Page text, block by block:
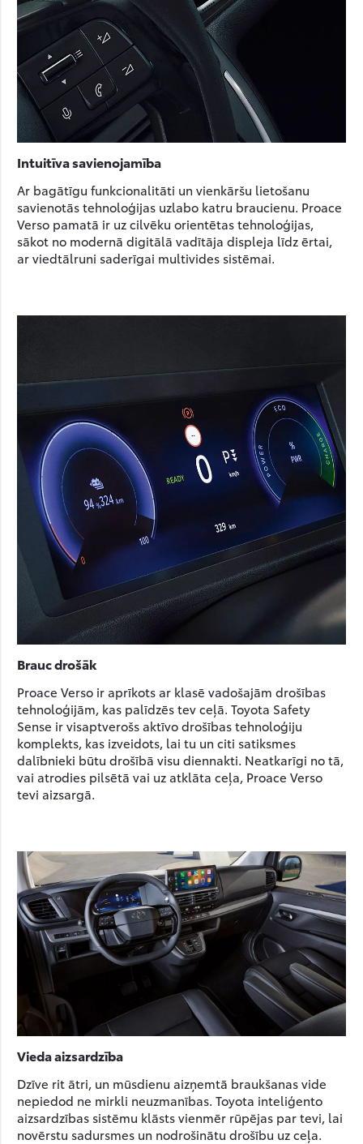
Intuitīva savienojamība
Ar bagātīgu funkcionalitāti un vienkāršu lietošanu
savienotās tehnoloģijas uzlabo katru braucienu. Proace
Verso pamatā ir uz cilvēku orientētas tehnoloģijas,
sākot no modernā digitālā vadītāja displeja līdz ērtai,
ar viedtālruni saderīgai multivides sistēmai.
Brauc drošāk
Proace Verso ir aprīkots ar klasē vadošajām drošības
tehnoloģijām, kas palīdzēs tev ceļā. Toyota Safety
Sense ir visaptverošs aktīvo drošības tehnoloģiju
komplekts, kas izveidots, lai tu un citi satiksmes
dalībnieki būtu drošībā visu diennakti. Neatkarīgi no tā,
vai atrodies pilsētā vai uz atklāta ceļa, Proace Verso
tevi aizsargā.
Vieda aizsardzība
Dzīve rit ātri, un mūsdienu aizņemtā braukšanas vide
nepiedod ne mirkli neuzmanības. Toyota inteliģento
aizsardzības sistēmu klāsts vienmēr rūpējas par tevi, lai
novērstu sadursmes un nodrošinātu drošību uz ceļa.